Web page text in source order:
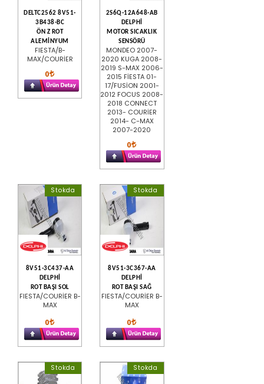
DELTC2562 8V51-
3B438-BC
ÖN Z ROT
ALEMİNYUM
FIESTA/B-
MAX/COURİER
0
2S6Q-12A648-AB
DELPHİ
MOTOR SICAKLIK
SENSÖRÜ
MONDEO 2007-
2020 KUGA 2008-
2019 S-MAX 2006-
2015 FİESTA 01-
17/FUSİON 2001-
2012 FOCUS 2008-
2018 CONNECT
2013- COURİER
2014- C-MAX
2007-2020
0
Stokda
8V51-3C437-AA
DELPHİ
ROT BAŞI SOL
FIESTA/COURİER B-
MAX
0
Stokda
8V51-3C367-AA
DELPHİ
ROT BAŞI SAĞ
FIESTA/COURİER B-
MAX
0
Stokda Stokda